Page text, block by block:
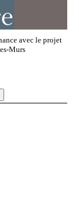
avec le projet
Murs